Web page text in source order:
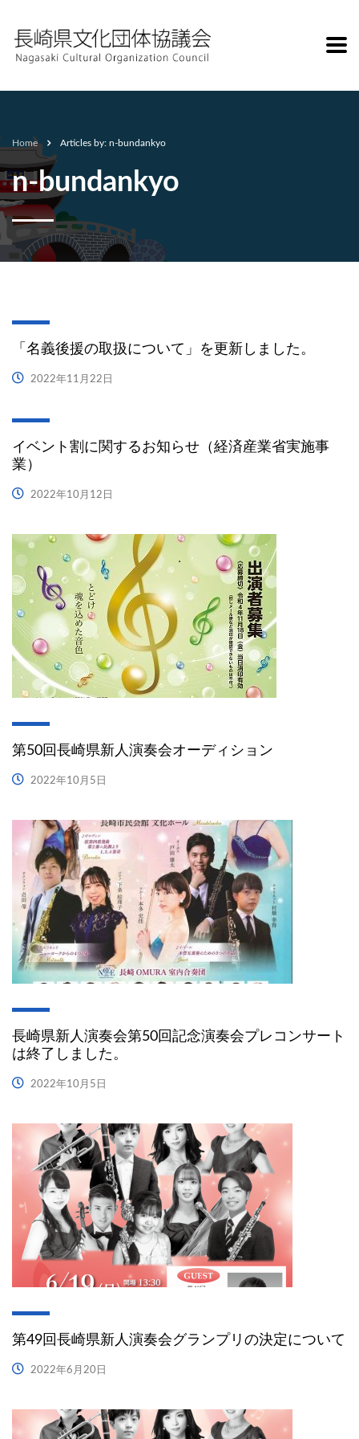
Home Articles by: n-bundankyo
n-bundankyo
「名義後援の取扱について」を更新しました。
2022年11月22日
イベント割に関するお知らせ（経済産業省実施事
業）
2022年10月12日
第50回長崎県新人演奏会オーディション
2022年10月5日
長崎県新人演奏会第50回記念演奏会プレコンサート
は終了しました。
2022年10月5日
第49回長崎県新人演奏会グランプリの決定について
2022年6月20日